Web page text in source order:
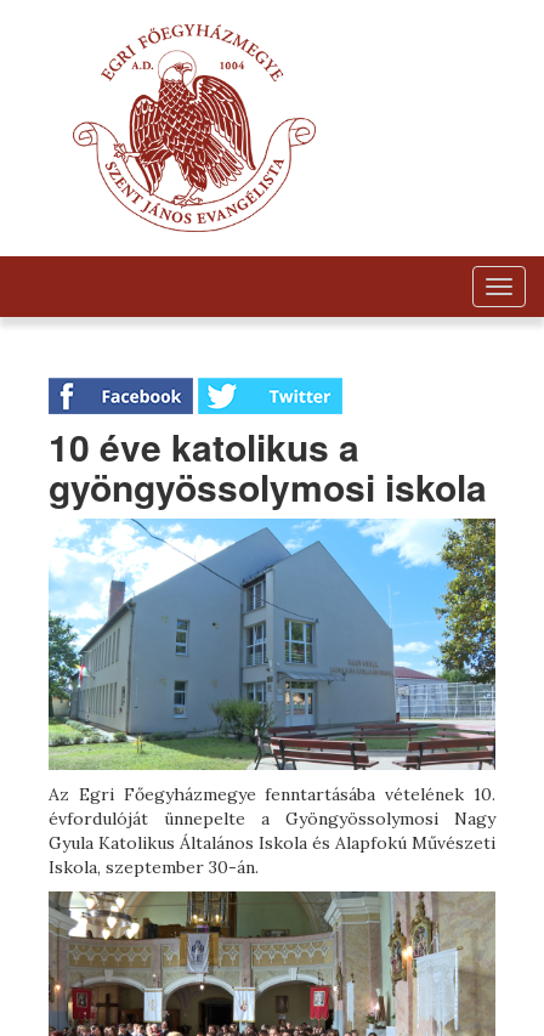
10 éve katolikus a
gyöngyössolymosi iskola
Az Egri Főegyházmegye fenntartásába vételének 10.
évfordulóját ünnepelte a Gyöngyössolymosi Nagy
Gyula Katolikus Általános Iskola és Alapfokú Művészeti
Iskola, szeptember 30-án.